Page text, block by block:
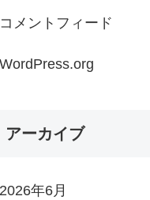
コメントフィード
WordPress.org
アーカイブ
2026年6月